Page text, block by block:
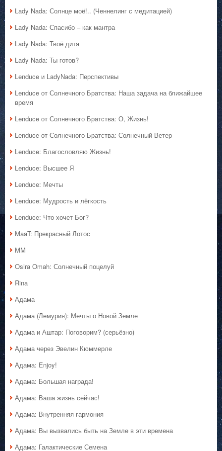
Lady Nada: Солнце моё!.. (Ченнелинг с медитацией)
Lady Nada: Спасибо – как мантра
Lady Nada: Твоё дитя
Lady Nada: Ты готов?
Lenduce и LadyNada: Перспективы
Lenduce от Солнечного Братства: Наша задача на ближайшее
время
Lenduce от Солнечного Братства: О, Жизнь!
Lenduce от Солнечного Братства: Солнечный Ветер
Lenduce: Благословляю Жизнь!
Lenduce: Высшее Я
Lenduce: Мечты
Lenduce: Мудрость и лёгкость
Lenduce: Что хочет Бог?
MaaT: Прекрасный Лотос
MM
Osira Omah: Солнечный поцелуй
Rina
Адама
Адама (Лемурия): Мечты о Новой Земле
Адама и Аштар: Поговорим? (серьёзно)
Адама через Эвелин Кюммерле
Адама: Enjoy!
Адама: Большая награда!
Адама: Ваша жизнь сейчас!
Адама: Внутренняя гармония
Адама: Вы вызвались быть на Земле в эти времена
Адама: Галактические Семена